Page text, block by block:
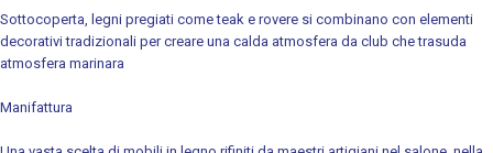
Sottocoperta, legni pregiati come teak e rovere si combinano con elementi
decorativi tradizionali per creare una calda atmosfera da club che trasuda
atmosfera marinara
Manifattura